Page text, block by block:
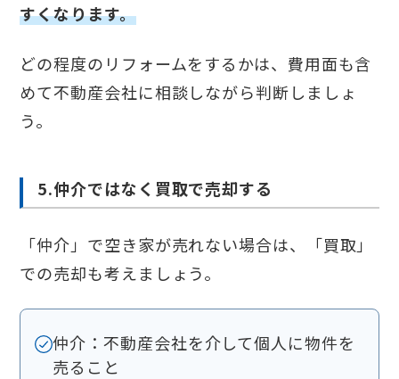
すくなります。
どの程度のリフォームをするかは、費用面も含
めて不動産会社に相談しながら判断しましょ
う。
5.仲介ではなく買取で売却する
「仲介」で空き家が売れない場合は、「買取」
での売却も考えましょう。
仲介：不動産会社を介して個人に物件を
売ること